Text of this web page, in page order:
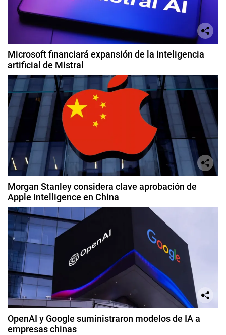
Microsoft financiará expansión de la inteligencia
artificial de Mistral
Morgan Stanley considera clave aprobación de
Apple Intelligence en China
OpenAI y Google suministraron modelos de IA a
empresas chinas